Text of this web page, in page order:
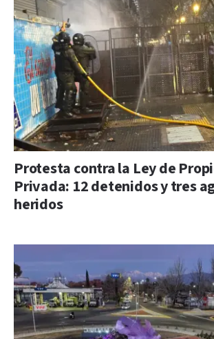
Protesta contra la Ley de
Privada: 12 detenidos y tres
heridos